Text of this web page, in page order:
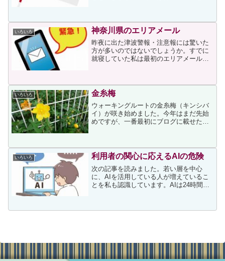
すが、ふと気になって次...
いろいろ 神奈川県のエリアメール
昨夜に出た津波警報・注意報には驚いた
方が多いのではないでしょうか。すでに
就寝していた私は最初のエリアメールで
は東日本大震災を思い出して不安な時を
過ごしているだろうと...
いろいろ 金糸梅
ウォーキングルートの金糸梅（キンシバ
イ）が咲き始めました。今年はまだ先始
めですが、一番最初にブログに載せた
なることを願いながら写しました。ちな
みに、金糸梅はオトギリ...
いろいろ 利用者の関心に応えるAIの危険
次の記事を読みました。若い層を中心
に、AIを活用している人が増えているこ
とを私も認識しています。AIは24時間い
スの面もあり、それについて記事には次